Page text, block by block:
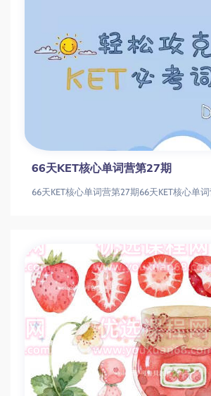
66天KET核心单词营第27期
66天KET核心单词营第27期66天KET核心单